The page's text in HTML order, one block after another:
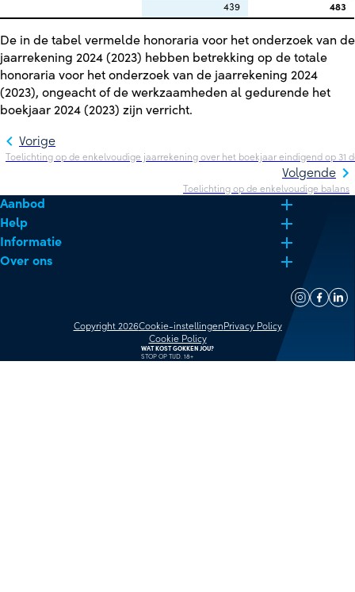
439
483
De in de tabel vermelde honoraria voor het onderzoek van de
jaarrekening 2024 (2023) hebben betrekking op de totale
honoraria voor het onderzoek van de jaarrekening 2024
(2023), ongeacht of de werkzaamheden al gedurende het
boekjaar 2024 (2023) zijn verricht.
Volgende
Toelichting op de enkelvoudige balans
Vorige
Toelichting op de enkelvoudige jaarrekening over het boekjaar eindigend op 31
Aanbod
Help
Informatie
Over ons
Copyright 2026Cookie-instellingen Privacy Policy
Cookie Policy
WAT KOST GOKKEN JOU?
STOP OP TIJD. 18+